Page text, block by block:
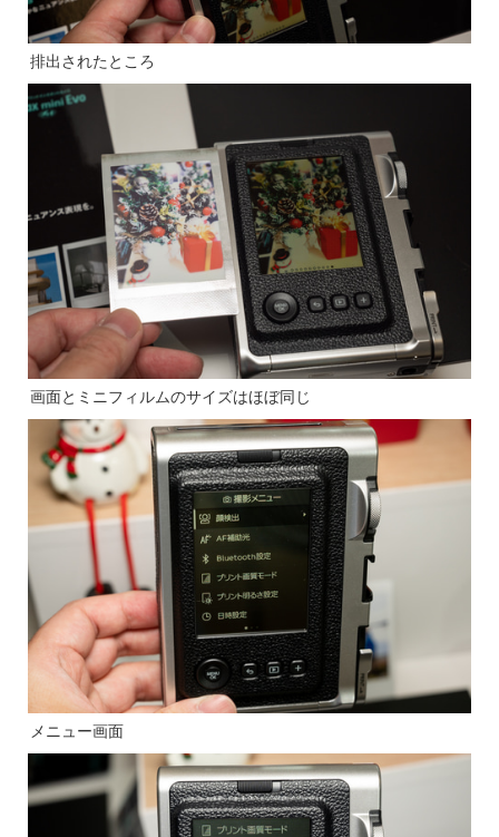
排出されたところ
画面とミニフィルムのサイズはほぼ同じ
メニュー画面